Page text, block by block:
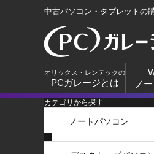
中古パソコン・タブレットの
オリックス・レンテックの
PCガレージとは
ノ
カテゴリから探す
ノートパソコン